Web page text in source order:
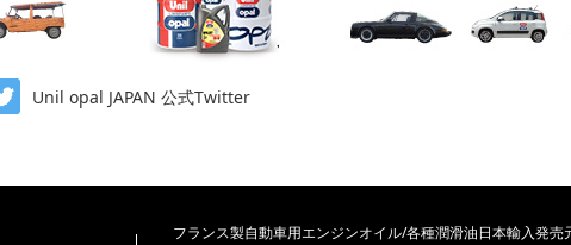
Unil opal JAPAN 公式Twitter
フランス製自動車用エンジンオイル/各種潤滑油日本輸入発売